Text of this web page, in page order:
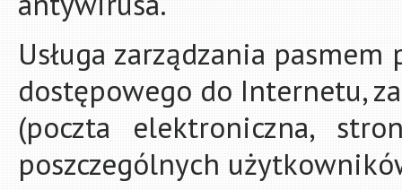
Usługa zarządzania
dostępowego do Internetu,
(poczta elektroniczna,
poszczególnych